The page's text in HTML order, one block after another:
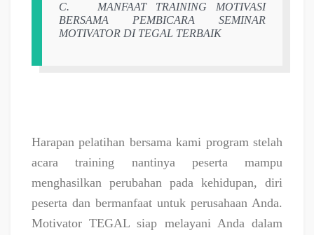
C.
MANFAAT TRAINING MOTIVASI
BERSAMA PEMBICARA SEMINAR
MOTIVATOR DI TEGAL TERBAIK
Harapan pelatihan bersama kami program stelah
acara training nantinya peserta mampu
menghasilkan perubahan pada kehidupan, diri
peserta dan bermanfaat untuk perusahaan Anda.
Motivator TEGAL siap melayani Anda dalam